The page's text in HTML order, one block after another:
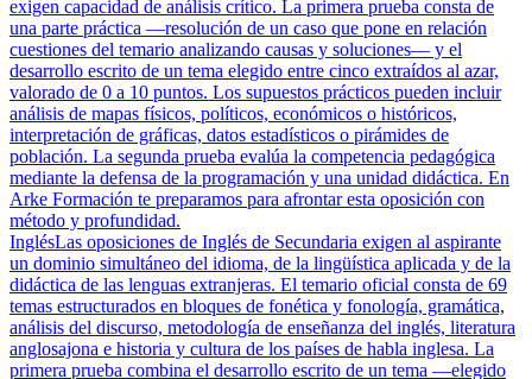
exigen capacidad de análisis crítico. La primera prueba consta de
una parte práctica —resolución de un caso que pone en relación
cuestiones del temario analizando causas y soluciones— y el
desarrollo escrito de un tema elegido entre cinco extraídos al azar,
valorado de 0 a 10 puntos. Los supuestos prácticos pueden incluir
análisis de mapas físicos, políticos, económicos o históricos,
interpretación de gráficas, datos estadísticos o pirámides de
población. La segunda prueba evalúa la competencia pedagógica
mediante la defensa de la programación y una unidad didáctica. En
Arke Formación te preparamos para afrontar esta oposición con
método y profundidad.
InglésLas oposiciones de Inglés de Secundaria exigen al aspirante
un dominio simultáneo del idioma, de la lingüística aplicada y de la
didáctica de las lenguas extranjeras. El temario oficial consta de 69
temas estructurados en bloques de fonética y fonología, gramática,
análisis del discurso, metodología de enseñanza del inglés, literatura
anglosajona e historia y cultura de los países de habla inglesa. La
primera prueba combina el desarrollo escrito de un tema —elegido